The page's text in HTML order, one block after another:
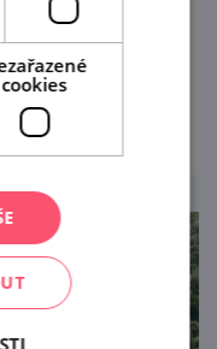
Rájec nad
cookies